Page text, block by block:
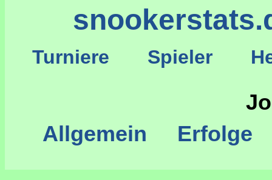
Turniere Spieler
Allgemein Erfolge